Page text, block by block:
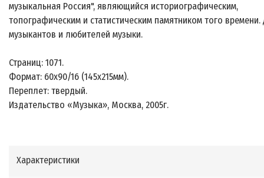
музыкальная Россия", являющийся историографическим,
топографическим и статистическим памятником того времени.
музыкантов и любителей музыки.
Страниц: 1071.
Формат: 60х90/16 (145х215мм).
Переплет: твердый.
Издательство «Музыка», Москва, 2005г.
Характеристики